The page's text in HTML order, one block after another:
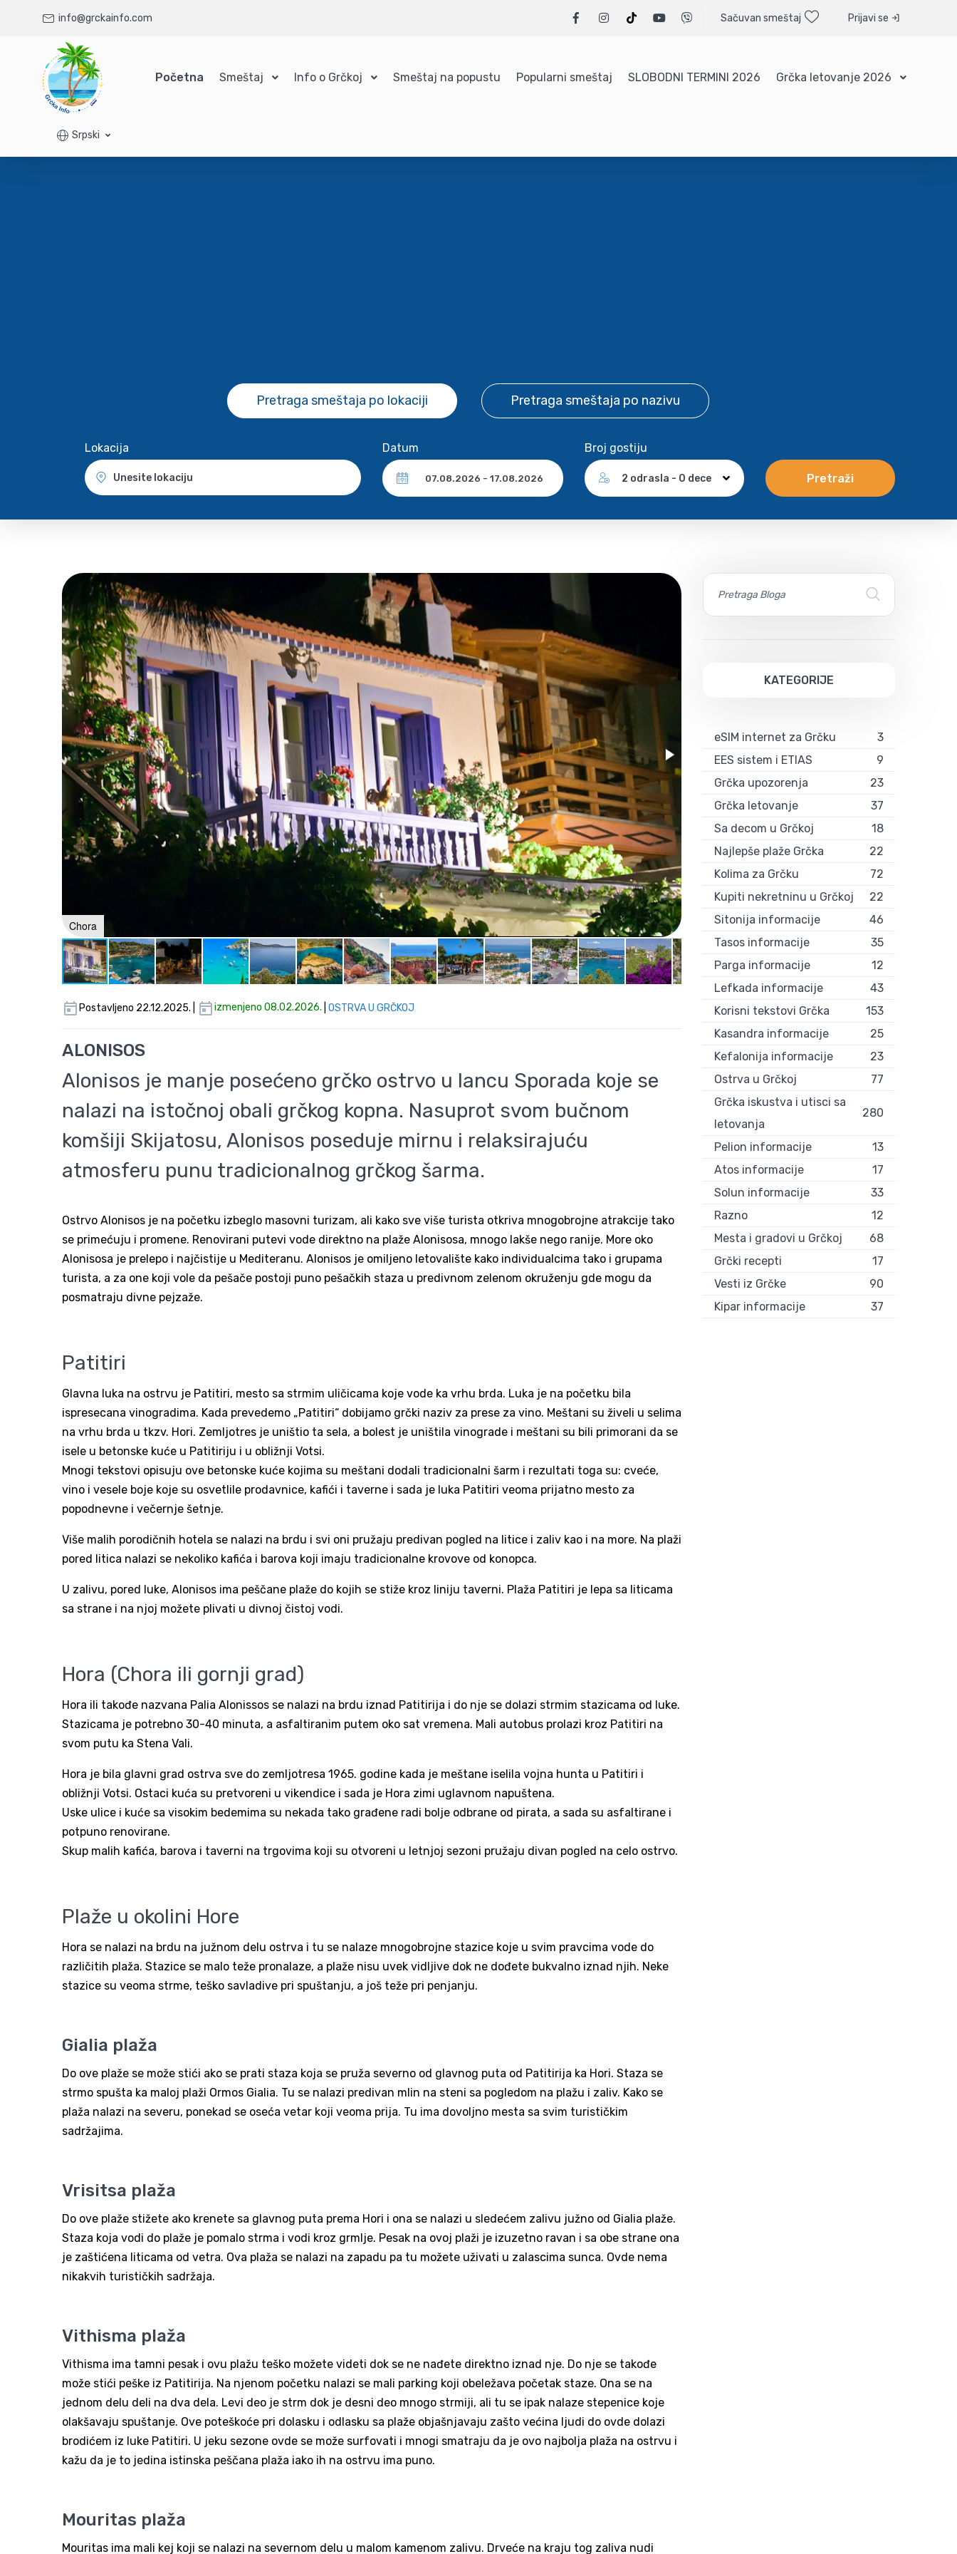
info@grckainfo.com Sačuvan smeštaj Prijavi se
Početna Smeštaj Info o Grčkoj Smeštaj na popustu Popularni smeštaj SLOBODNI TERMINI 2026 Grčka letovanje 2026
Srpski
Pretraga smeštaja po lokaciji Pretraga smeštaja po nazivu
Lokacija
Unesite lokaciju
Datum Broj gostiju
2 odrasla - 0 dece Pretraži
Chora
Postavljeno 22.12.2025. | izmenjeno 08.02.2026. OSTRVA U GRČKOJ
ALONISOS
Alonisos je manje posećeno grčko ostrvo u lancu Sporada koje se
nalazi na istočnoj obali grčkog kopna. Nasuprot svom bučnom
komšiji Skijatosu, Alonisos poseduje mirnu i relaksirajuću
atmosferu punu tradicionalnog grčkog šarma.
Ostrvo Alonisos je na početku izbeglo masovni turizam, ali kako sve više turista otkriva mnogobrojne atrakcije tako
se primećuju i promene. Renovirani putevi vode direktno na plaže Alonisosa, mnogo lakše nego ranije. More oko
Alonisosa je prelepo i najčistije u Mediteranu. Alonisos je omiljeno letovalište kako individualcima tako i grupama
turista, a za one koji vole da pešače postoji puno pešačkih staza u predivnom zelenom okruženju gde mogu da
posmatraju divne pejzaže.
Patitiri
Glavna luka na ostrvu je Patitiri, mesto sa strmim uličicama koje vode ka vrhu brda. Luka je na početku bila
ispresecana vinogradima. Kada prevedemo „Patitiri“ dobijamo grčki naziv za prese za vino. Meštani su živeli u selima
na vrhu brda u tkzv. Hori. Zemljotres je uništio ta sela, a bolest je uništila vinograde i meštani su bili primorani da se
isele u betonske kuće u Patitiriju i u obližnji Votsi.
Mnogi tekstovi opisuju ove betonske kuće kojima su meštani dodali tradicionalni šarm i rezultati toga su: cveće,
vino i vesele boje koje su osvetlile prodavnice, kafići i taverne i sada je luka Patitiri veoma prijatno mesto za
popodnevne i večernje šetnje.
Više malih porodičnih hotela se nalazi na brdu i svi oni pružaju predivan pogled na litice i zaliv kao i na more. Na plaži
pored litica nalazi se nekoliko kafića i barova koji imaju tradicionalne krovove od konopca.
U zalivu, pored luke, Alonisos ima peščane plaže do kojih se stiže kroz liniju taverni. Plaža Patitiri je lepa sa liticama
sa strane i na njoj možete plivati u divnoj čistoj vodi.
Hora (Chora ili gornji grad)
Hora ili takođe nazvana Palia Alonissos se nalazi na brdu iznad Patitirija i do nje se dolazi strmim stazicama od luke.
Stazicama je potrebno 30-40 minuta, a asfaltiranim putem oko sat vremena. Mali autobus prolazi kroz Patitiri na
svom putu ka Stena Vali.
Hora je bila glavni grad ostrva sve do zemljotresa 1965. godine kada je meštane iselila vojna hunta u Patitiri i
obližnji Votsi. Ostaci kuća su pretvoreni u vikendice i sada je Hora zimi uglavnom napuštena.
Uske ulice i kuće sa visokim bedemima su nekada tako građene radi bolje odbrane od pirata, a sada su asfaltirane i
potpuno renovirane.
Skup malih kafića, barova i taverni na trgovima koji su otvoreni u letnjoj sezoni pružaju divan pogled na celo ostrvo.
Plaže u okolini Hore
Hora se nalazi na brdu na južnom delu ostrva i tu se nalaze mnogobrojne stazice koje u svim pravcima vode do
različitih plaža. Stazice se malo teže pronalaze, a plaže nisu uvek vidljive dok ne dođete bukvalno iznad njih. Neke
stazice su veoma strme, teško savladive pri spuštanju, a još teže pri penjanju.
Gialia plaža
Do ove plaže se može stići ako se prati staza koja se pruža severno od glavnog puta od Patitirija ka Hori. Staza se
strmo spušta ka maloj plaži Ormos Gialia. Tu se nalazi predivan mlin na steni sa pogledom na plažu i zaliv. Kako se
plaža nalazi na severu, ponekad se oseća vetar koji veoma prija. Tu ima dovoljno mesta sa svim turističkim
sadržajima.
Vrisitsa plaža
Do ove plaže stižete ako krenete sa glavnog puta prema Hori i ona se nalazi u sledećem zalivu južno od Gialia plaže.
Staza koja vodi do plaže je pomalo strma i vodi kroz grmlje. Pesak na ovoj plaži je izuzetno ravan i sa obe strane ona
je zaštićena liticama od vetra. Ova plaža se nalazi na zapadu pa tu možete uživati u zalascima sunca. Ovde nema
nikakvih turističkih sadržaja.
Vithisma plaža
Vithisma ima tamni pesak i ovu plažu teško možete videti dok se ne nađete direktno iznad nje. Do nje se takođe
može stići peške iz Patitirija. Na njenom početku nalazi se mali parking koji obeležava početak staze. Ona se na
jednom delu deli na dva dela. Levi deo je strm dok je desni deo mnogo strmiji, ali tu se ipak nalaze stepenice koje
olakšavaju spuštanje. Ove poteškoće pri dolasku i odlasku sa plaže objašnjavaju zašto većina ljudi do ovde dolazi
brodićem iz luke Patitiri. U jeku sezone ovde se može surfovati i mnogi smatraju da je ovo najbolja plaža na ostrvu i
kažu da je to jedina istinska peščana plaža iako ih na ostrvu ima puno.
Mouritas plaža
Mouritas ima mali kej koji se nalazi na severnom delu u malom kamenom zalivu. Drveće na kraju tog zaliva nudi
KATEGORIJE
eSIM internet za Grčku
3
EES sistem i ETIAS
9
Grčka upozorenja
23
Grčka letovanje
37
Sa decom u Grčkoj
18
Najlepše plaže Grčka
22
Kolima za Grčku
72
Kupiti nekretninu u Grčkoj
22
Sitonija informacije
46
Tasos informacije
35
Parga informacije
12
Lefkada informacije
43
Korisni tekstovi Grčka
153
Kasandra informacije
25
Kefalonija informacije
23
Ostrva u Grčkoj
77
Grčka iskustva i utisci sa
letovanja
280
Pelion informacije
13
Atos informacije
17
Solun informacije
33
Razno
12
Mesta i gradovi u Grčkoj
68
Grčki recepti
17
Vesti iz Grčke
90
Kipar informacije
37